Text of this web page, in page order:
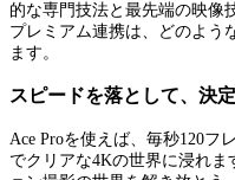
的な専門技法と最先端の映像
プレミアム連携は、どのよう
ます。
スピードを落として、決
Ace Proを使えば、毎秒120フ
でクリアな4Kの世界に浸れ